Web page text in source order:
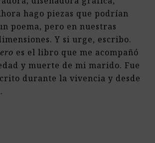
hago piezas que podrían
poema, pero en nuestras
Y si urge, escribo.
es el libro que me acompañó
y muerte de mi marido. Fue
durante la vivencia y desde